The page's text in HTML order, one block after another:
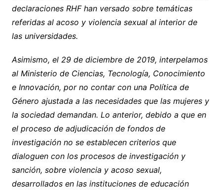
declaraciones RHF han versado sobre temáticas
referidas al acoso y violencia sexual al interior de
las universidades.
Asimismo, el 29 de diciembre de 2019, interpelamos
al Ministerio de Ciencias, Tecnología, Conocimiento
e Innovación, por no contar con una Política de
Género ajustada a las necesidades que las mujeres y
la sociedad demandan. Lo anterior, debido a que en
el proceso de adjudicación de fondos de
investigación no se establecen criterios que
dialoguen con los procesos de investigación y
sanción, sobre violencia y acoso sexual,
desarrollados en las instituciones de educación